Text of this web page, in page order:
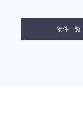
物件一覧